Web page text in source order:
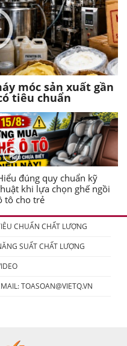
móc sản xuất gần
tiêu chuẩn
đúng quy chuẩn kỹ
khi lựa chọn ghế ngồi
tô cho trẻ
CHUẨN CHẤT LƯỢNG
SUẤT CHẤT LƯỢNG
TOASOAN@VIETQ.VN